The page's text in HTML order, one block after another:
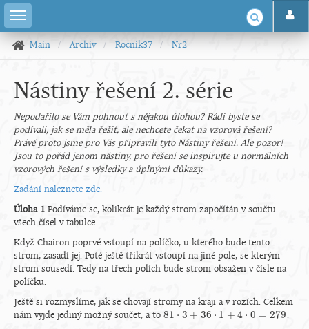
Main Archiv Rocnik37 Nr2
Nástiny řešení 2. série
Nepodařilo se Vám pohnout s nějakou úlohou? Rádi byste se
podívali, jak se měla řešit, ale nechcete čekat na vzorová řešení?
Právě proto jsme pro Vás připravili tyto Nástiny řešení. Ale pozor!
Jsou to pořád jenom nástiny, pro řešení se inspirujte u normálních
vzorových řešení s výsledky a úplnými důkazy.
Zadání naleznete zde.
Úloha 1 Podíváme se, kolikrát je každý strom započítán v součtu
všech čísel v tabulce.
Když Chairon poprvé vstoupí na políčko, u kterého bude tento
strom, zasadí jej. Poté ještě třikrát vstoupí na jiné pole, se kterým
strom sousedí. Tedy na třech polích bude strom obsažen v čísle na
políčku.
Ještě si rozmyslíme, jak se chovají stromy na kraji a v rozích. Celkem
nám vyjde jediný možný součet, a to 81 ⋅ 3 + 36 ⋅ 1 + 4 ⋅ 0 = 279
81⋅ 3 +36⋅ 1+4 ⋅0= 279
.